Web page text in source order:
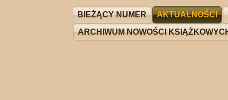
BIEŻĄCY NUMER AKTUALNOŚCI
ARCHIWUM NOWOŚCI